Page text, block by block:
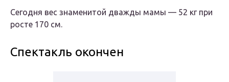
Сегодня вес знаменитой дважды мамы — 52 кг при
росте 170 см.
Спектакль окончен